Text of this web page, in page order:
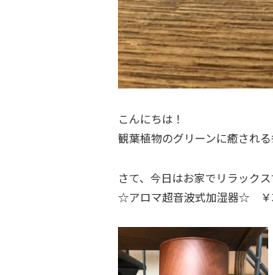
こんにちは！
観葉植物のグリーンに癒され
さて、今日はお家でリラック
☆アロマ超音波式加湿器☆ ￥